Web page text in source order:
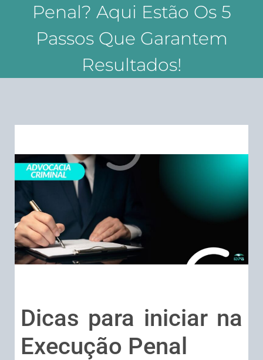
Penal? Aqui Estão Os 5
Passos Que Garantem
Resultados!
Dicas para iniciar na
Execução Penal